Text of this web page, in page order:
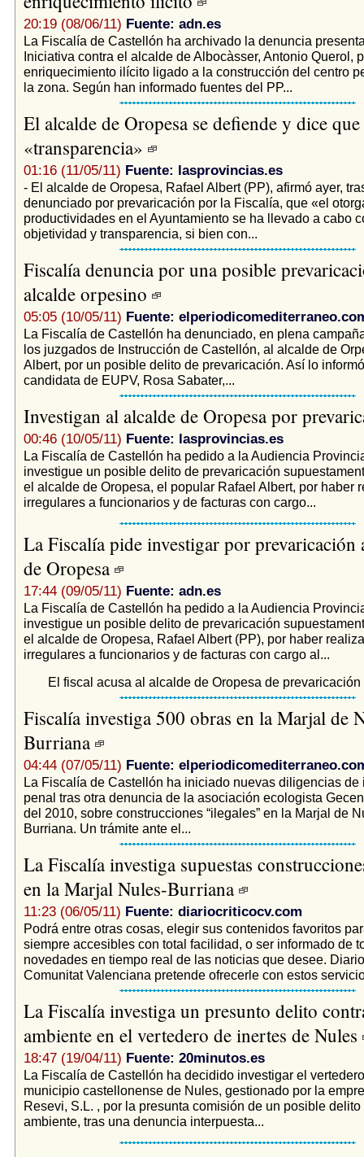
20:19 (08/06/11) Fuente: adn.es
La Fiscalía de Castellón ha archivado la denuncia
Iniciativa contra el alcalde de Albocàsser, Antonio Querol,
enriquecimiento ilícito ligado a la construcción del centro
la zona. Según han informado fuentes del PP...
El alcalde de Oropesa se defiende y dice
«transparencia»
01:16 (11/05/11) Fuente: lasprovincias.es
- El alcalde de Oropesa, Rafael Albert (PP), afirmó ayer,
denunciado por prevaricación por la Fiscalía, que «el
productividades en el Ayuntamiento se ha llevado a cabo
objetividad y transparencia, si bien con...
Fiscalía denuncia por una posible
alcalde orpesino
05:05 (10/05/11) Fuente:
La Fiscalía de Castellón ha denunciado, en plena
los juzgados de Instrucción de Castellón, al alcalde de
Albert, por un posible delito de prevaricación. Así lo
candidata de EUPV, Rosa Sabater,...
Investigan al alcalde de Oropesa por
00:46 (10/05/11) Fuente: lasprovincias.es
La Fiscalía de Castellón ha pedido a la Audiencia
investigue un posible delito de prevaricación
el alcalde de Oropesa, el popular Rafael Albert, por haber
irregulares a funcionarios y de facturas con cargo...
La Fiscalía pide investigar por prevaricación
de Oropesa
17:44 (09/05/11) Fuente: adn.es
La Fiscalía de Castellón ha pedido a la Audiencia
investigue un posible delito de prevaricación
el alcalde de Oropesa, Rafael Albert (PP), por haber
irregulares a funcionarios y de facturas con cargo al...
El fiscal acusa al alcalde de Oropesa de prevaricación
Fiscalía investiga 500 obras en la Marjal de
Burriana
04:44 (07/05/11) Fuente:
La Fiscalía de Castellón ha iniciado nuevas diligencias de
penal tras otra denuncia de la asociación ecologista
del 2010, sobre construcciones “ilegales” en la Marjal de
Burriana. Un trámite ante el...
La Fiscalía investiga supuestas
en la Marjal Nules-Burriana
11:23 (06/05/11) Fuente: diariocriticocv.com
Podrá entre otras cosas, elegir sus contenidos favoritos
siempre accesibles con total facilidad, o ser informado de
novedades en tiempo real de las noticias que desee.
Comunitat Valenciana pretende ofrecerle con estos
La Fiscalía investiga un presunto delito
ambiente en el vertedero de inertes de Nules
18:47 (19/04/11) Fuente: 20minutos.es
La Fiscalía de Castellón ha decidido investigar el
municipio castellonense de Nules, gestionado por la
Resevi, S.L. , por la presunta comisión de un posible
ambiente, tras una denuncia interpuesta...